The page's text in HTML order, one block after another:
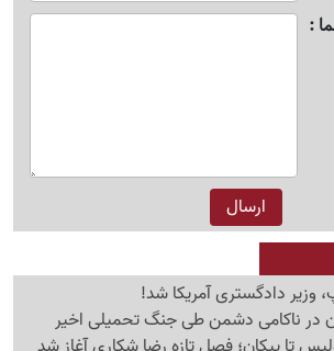
وزیر دادگستری آمریکا شد!
در ناکامی دشمن طی جنگ تحمیلی اخیر